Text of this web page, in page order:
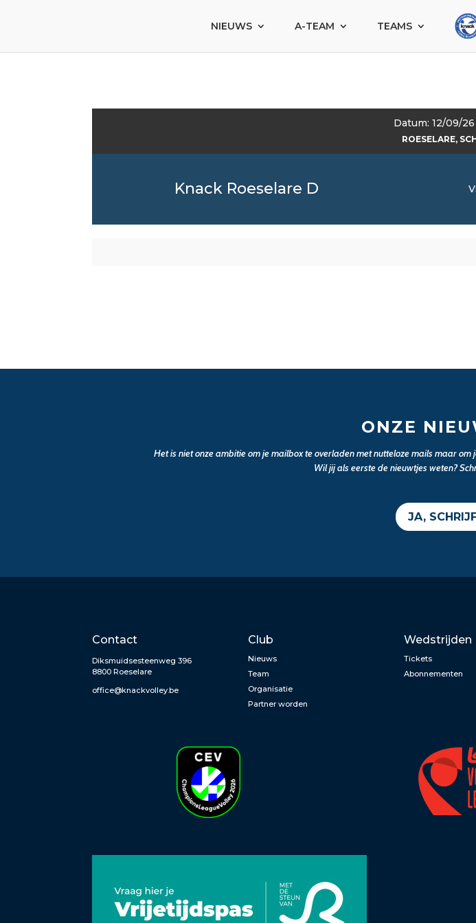
NIEUWS A-TEAM TEAMS
Datum: 12/09/
ROESELARE,
Knack Roeselare D
ONZE
Het is niet onze ambitie om je mailbox te overladen met nutteloze mails maar
Wil jij als eerste de nieuwtjes weten?
JA,
Contact
Diksmuidsesteenweg 396
8800 Roeselare
office@knackvolley.be
Club
Nieuws
Team
Organisatie
Partner worden
Wedstrijden
Tickets
Abonnementen